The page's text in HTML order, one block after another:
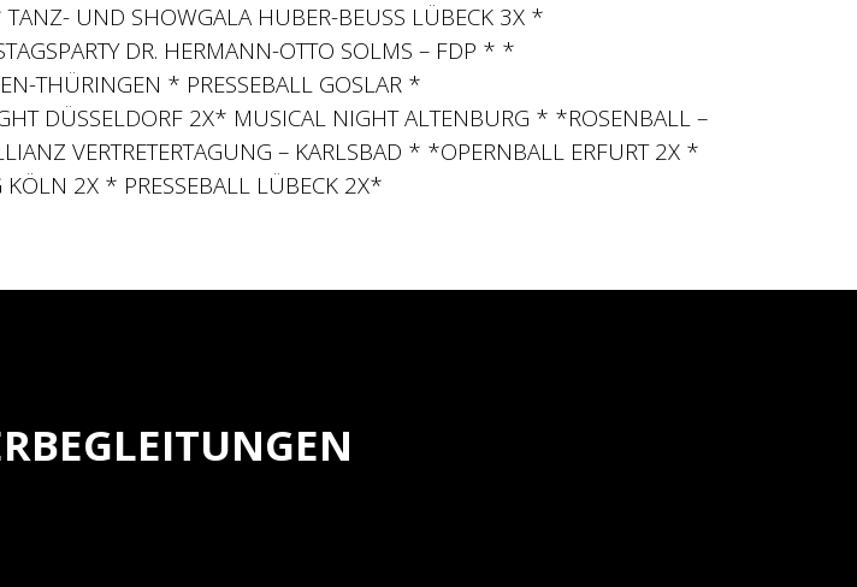
UND SHOWGALA HUBER-BEUSS LÜBECK 3X *
DR. HERMANN-OTTO SOLMS – FDP * *
THÜRINGEN * PRESSEBALL GOSLAR *
DÜSSELDORF 2X* MUSICAL NIGHT ALTENBURG * *ROSENBALL –
VERTRETERTAGUNG – KARLSBAD * *OPERNBALL ERFURT 2X *
KÖLN 2X * PRESSEBALL LÜBECK 2X*